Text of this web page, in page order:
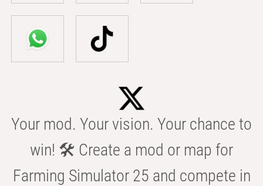
Your mod. Your vision. Your chance to
win! 🛠️ Create a mod or map for
Farming Simulator 25 and compete in